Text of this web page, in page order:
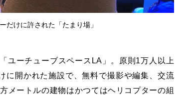
だけに許された「たまり場」
ユーチューブスペースLA」。原則1万人以上
に開かれた施設で、無料で撮影や編集、交流
メートルの建物はかつてはヘリコプターの組